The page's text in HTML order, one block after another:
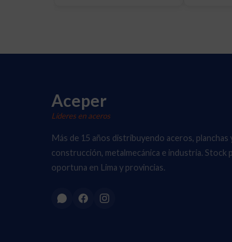
Aceper
Líderes en aceros
Más de 15 años distribuyendo aceros, planchas
construcción, metalmecánica e industria. Stock
oportuna en Lima y provincias.